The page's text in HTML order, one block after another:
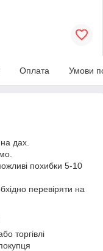
Оплата Умови
дах.
похибки 5-10
перевіряти на
торгівлі